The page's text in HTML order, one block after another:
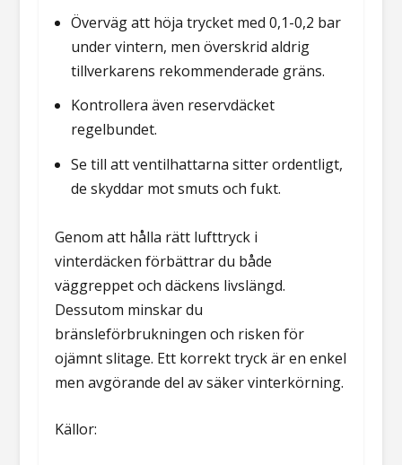
Överväg att höja trycket med 0,1-0,2 bar
under vintern, men överskrid aldrig
tillverkarens rekommenderade gräns.
Kontrollera även reservdäcket
regelbundet.
Se till att ventilhattarna sitter ordentligt,
de skyddar mot smuts och fukt.
Genom att hålla rätt lufttryck i
vinterdäcken förbättrar du både
väggreppet och däckens livslängd.
Dessutom minskar du
bränsleförbrukningen och risken för
ojämnt slitage. Ett korrekt tryck är en enkel
men avgörande del av säker vinterkörning.
Källor: